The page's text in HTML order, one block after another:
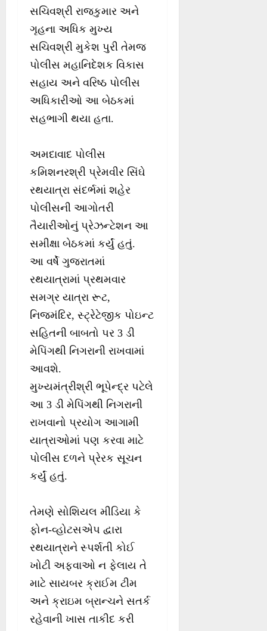
સચિવશ્રી રાજકુમાર અને
ગૃહના અધિક મુખ્ય
સચિવશ્રી મુકેશ પુરી તેમજ
પોલીસ મહાનિદેશક વિકાસ
સહાય અને વરિષ્ઠ પોલીસ
અધિકારીઓ આ બેઠકમાં
સહભાગી થયા હતા.
અમદાવાદ પોલીસ
કમિશનરશ્રી પ્રેમવીર સિંઘે
રથયાત્રા સંદર્ભમાં શહેર
પોલીસની આગોતરી
તૈયારીઓનું પ્રેઝન્ટેશન આ
સમીક્ષા બેઠકમાં કર્યું હતું.
આ વર્ષે ગુજરાતમાં
રથયાત્રામાં પ્રથમવાર
સમગ્ર યાત્રા રૂટ,
નિજમંદિર, સ્ટ્રેટેજીક પોઇન્ટ
સહિતની બાબતો પર 3 ડી
મેપિંગથી નિગરાની રાખવામાં
આવશે.
મુખ્યમંત્રીશ્રી ભૂપેન્દ્ર પટેલે
આ 3 ડી મેપિંગથી નિગરાની
રાખવાનો પ્રયોગ આગામી
યાત્રાઓમાં પણ કરવા માટે
પોલીસ દળને પ્રેરક સૂચન
કર્યું હતું.
તેમણે સોશિયલ મીડિયા કે
ફોન-વ્હોટસએપ દ્વારા
રથયાત્રાને સ્પર્શતી કોઈ
ખોટી અફવાઓ ન ફેલાય તે
માટે સાયબર ક્રાઈમ ટીમ
અને ક્રાઇમ બ્રાન્ચને સતર્ક
રહેવાની ખાસ તાકીદ કરી